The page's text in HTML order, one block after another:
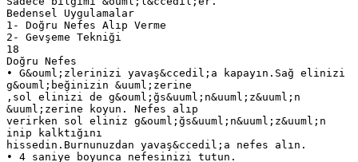
Bedensel Uygulamalar
1- Doğru Nefes Alıp Verme
2- Gevşeme Tekniği
18
Doğru Nefes
• G&ouml;zlerinizi yavaş&ccedil;a kapayın.Sağ elinizi
g&ouml;beğinizin &uuml;zerine
,sol elinizi de g&ouml;ğs&uuml;n&uuml;z&uuml;n
&uuml;zerine koyun. Nefes alıp
verirken sol eliniz g&ouml;ğs&uuml;n&uuml;z&uuml;n
inip kalktığını
hissedin.Burnunuzdan yavaş&ccedil;a nefes alın.
• 4 saniye boyunca nefesinizi tutun.